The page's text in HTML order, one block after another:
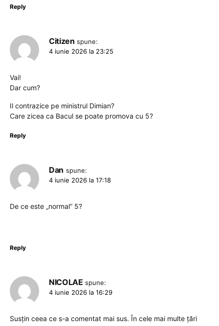
Reply
Citizen spune:
4 iunie 2026 la 23:25
Vai!
Dar cum?
Il contrazice pe ministrul Dimian?
Care zicea ca Bacul se poate promova cu 5?
Reply
Dan spune:
4 iunie 2026 la 17:18
De ce este „normal” 5?
Reply
NICOLAE spune:
4 iunie 2026 la 16:29
Susțin ceea ce s-a comentat mai sus. În cele mai multe țări